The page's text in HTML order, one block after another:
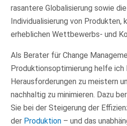
rasantere Globalisierung sowie
Individualisierung von Produkten,
erheblichen Wettbewerbs- und
Als Berater für Change
Produktionsoptimierung helfe ich
Herausforderungen zu meistern
nachhaltig zu minimieren. Dazu
Sie bei der Steigerung der
der Produktion – und das